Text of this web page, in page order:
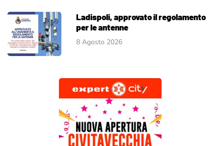
Ladispoli, approvato il regolamento
per le antenne
8 Agosto 2026